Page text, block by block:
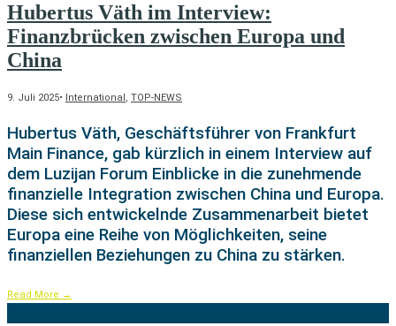
Hubertus Väth im Interview:
Finanzbrücken zwischen Europa und
China
9. Juli 2025• International, TOP-NEWS
Hubertus Väth, Geschäftsführer von Frankfurt
Main Finance, gab kürzlich in einem Interview auf
dem Luzijan Forum Einblicke in die zunehmende
finanzielle Integration zwischen China und Europa.
Diese sich entwickelnde Zusammenarbeit bietet
Europa eine Reihe von Möglichkeiten, seine
finanziellen Beziehungen zu China zu stärken.
Read More →